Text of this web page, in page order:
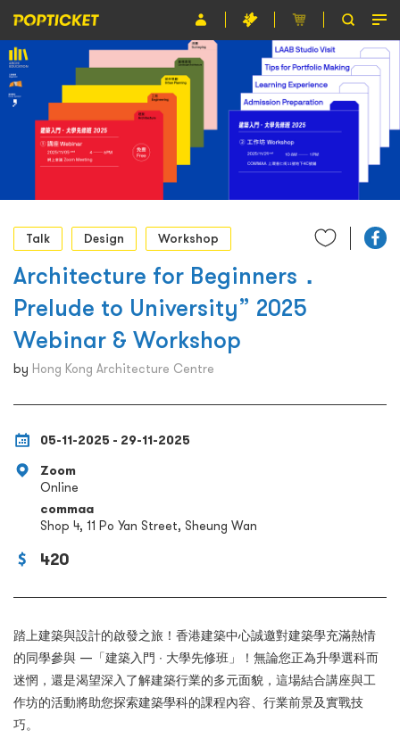
Event
Organiser
About POPTICKET
繁
Talk
Design Workshop
Architecture for Beginners．
Prelude to University” 2025
Webinar & Workshop
by Hong Kong Architecture Centre
05-11-2025 - 29-11-2025
Zoom
Online
commaa
Shop 4, 11 Po Yan Street, Sheung Wan
420
踏上建築與設計的啟發之旅！香港建築中心誠邀對建築學充滿熱情
的同學參與 —「建築入門 ∙ 大學先修班」！無論您正為升學選科而
迷惘，還是渴望深入了解建築行業的多元面貌，這場結合講座與工
作坊的活動將助您探索建築學科的課程內容、行業前景及實戰技
巧。